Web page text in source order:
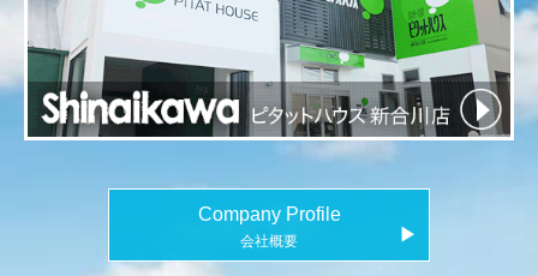
Company Profile
会社概要 ▶